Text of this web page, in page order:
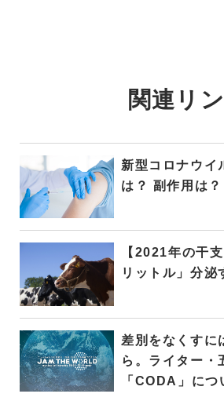
関連リ
新型コロナウイ
は？ 副作用は
【2021年の干
リットル」分泌
差別をなくすに
ら。ライター・
「CODA」に